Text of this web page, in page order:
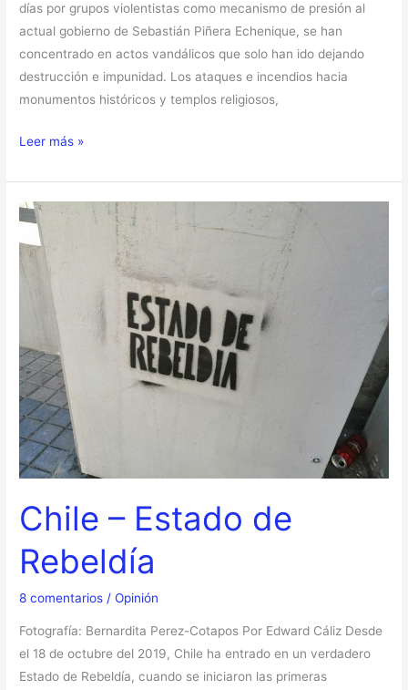
días por grupos violentistas como mecanismo de presión al
actual gobierno de Sebastián Piñera Echenique, se han
concentrado en actos vandálicos que solo han ido dejando
destrucción e impunidad. Los ataques e incendios hacia
monumentos históricos y templos religiosos,
Leer más »
Chile – Estado de
Rebeldía
8 comentarios /Opinión
Fotografía: Bernardita Perez-Cotapos Por Edward Cáliz Desde
el 18 de octubre del 2019, Chile ha entrado en un verdadero
Estado de Rebeldía, cuando se iniciaron las primeras
Chile
Estado
Rebeldía